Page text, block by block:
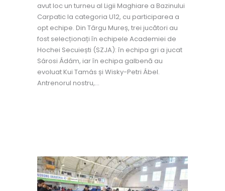
avut loc un turneu al Ligii Maghiare a Bazinului
Carpatic la categoria U12, cu participarea a
opt echipe. Din Târgu Mureș, trei jucători au
fost selecționați în echipele Academiei de
Hochei Secuiești (SZJA): în echipa gri a jucat
Sárosi Ádám, iar în echipa galbenă au
evoluat Kui Tamás și Wisky-Petri Ábel.
Antrenorul nostru,…